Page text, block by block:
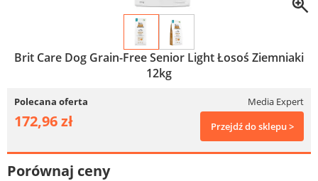
Brit Care Dog Grain-Free Senior Light Łosoś Ziemniaki
12kg
Polecana oferta Media Expert
172,96 zł Przejdź do sklepu >
Porównaj ceny